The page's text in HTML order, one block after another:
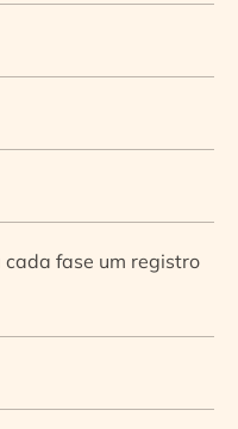
fase um registro